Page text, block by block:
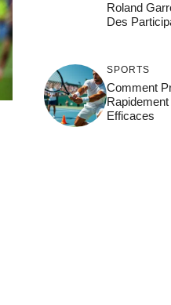
Roland
Des
SPORTS
Comment
Efficaces